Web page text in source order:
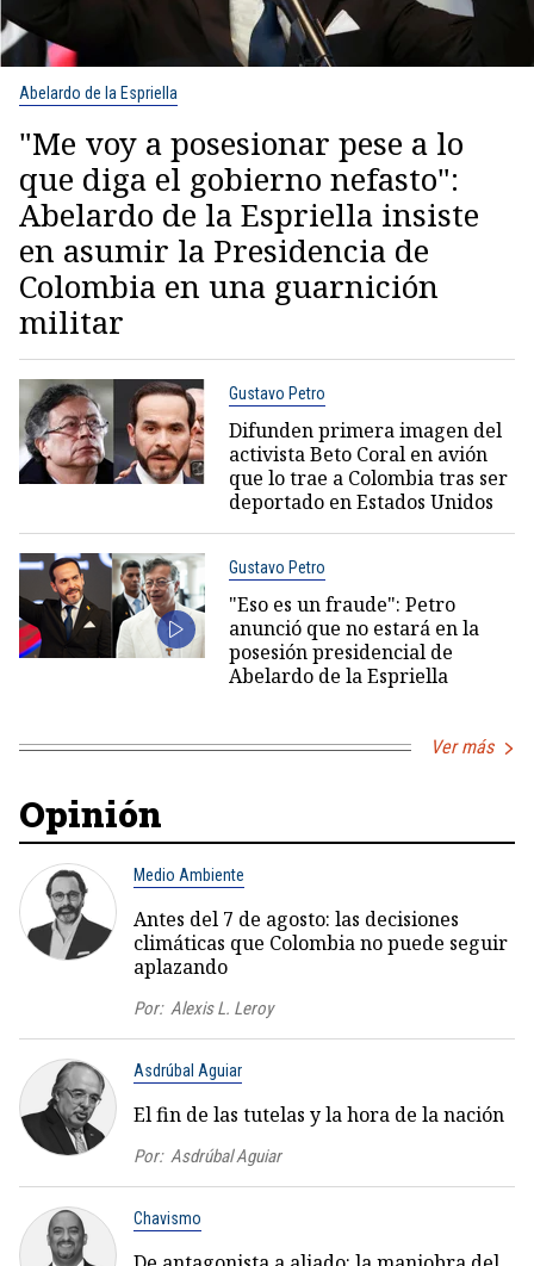
Abelardo de la Espriella
"Me voy a posesionar pese a lo
que diga el gobierno nefasto":
Abelardo de la Espriella insiste
en asumir la Presidencia de
Colombia en una guarnición
militar
Gustavo Petro
Difunden primera imagen del
activista Beto Coral en avión
que lo trae a Colombia tras ser
deportado en Estados Unidos
Gustavo Petro
"Eso es un fraude": Petro
anunció que no estará en la
posesión presidencial de
Abelardo de la Espriella
Ver más
Opinión
Medio Ambiente
Antes del 7 de agosto: las decisiones
climáticas que Colombia no puede seguir
aplazando
Por: Alexis L. Leroy
Asdrúbal Aguiar
El fin de las tutelas y la hora de la nación
Por: Asdrúbal Aguiar
Chavismo